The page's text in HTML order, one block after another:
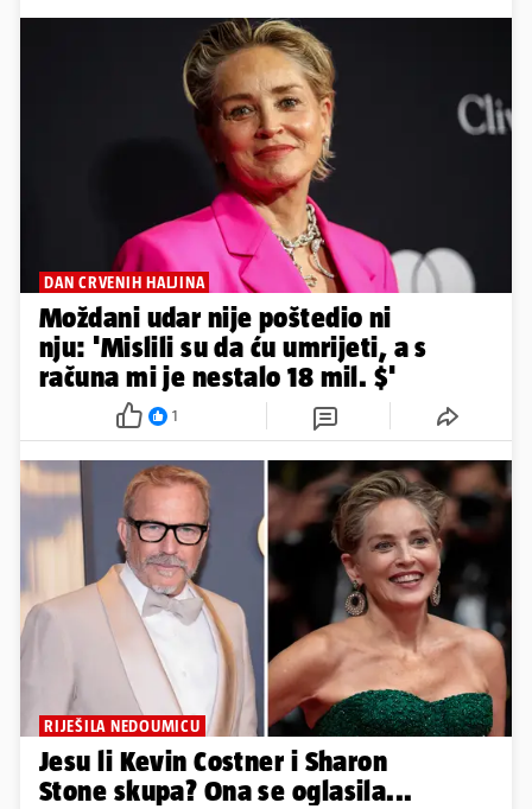
DAN CRVENIH HALJINA
Moždani udar nije poštedio ni
nju: 'Mislili su da ću umrijeti, a s
računa mi je nestalo 18 mil. $'
1
RIJEŠILA NEDOUMICU
Jesu li Kevin Costner i Sharon
Stone skupa? Ona se oglasila...